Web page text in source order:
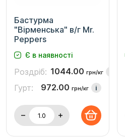
Бастурма
"Вірменська" в/г Mr.
Peppers
Є в наявності
Роздріб: 1044.00 грн/кг
Гурт: 972.00 грн/кг i